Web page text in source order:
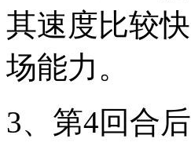
其速度比较
场能力。
3、第4回合